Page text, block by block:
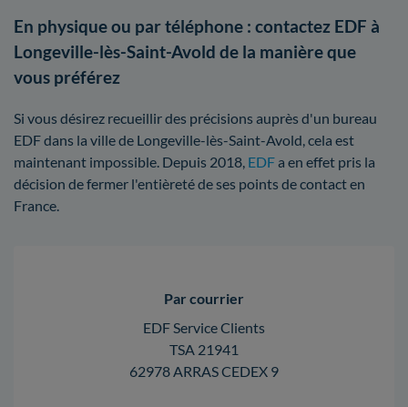
En physique ou par téléphone : contactez EDF à
Longeville-lès-Saint-Avold de la manière que
vous préférez
Si vous désirez recueillir des précisions auprès d'un bureau
EDF dans la ville de Longeville-lès-Saint-Avold, cela est
maintenant impossible. Depuis 2018, EDFa en effet pris la
décision de fermer l'entièreté de ses points de contact en
France.
Par courrier
EDF Service Clients
TSA 21941
62978 ARRAS CEDEX 9